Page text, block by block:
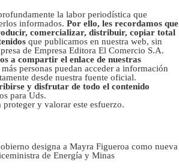
la labor periodística que
informados. Por ello, les recordamos que
comercializar, distribuir, copiar total
que publicamos en nuestra web, sin
de Empresa Editora El Comercio S.A.
a compartir el enlace de nuestras
personas puedan acceder a información
desde nuestra fuente oficial.
y disfrutar de todo el contenido
para Uds.
y valorar este esfuerzo.
designa a Mayra Figueroa como nueva
de Energía y Minas